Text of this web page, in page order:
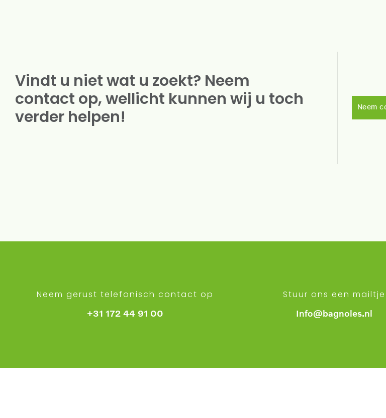
Vindt u niet wat u zoekt? Neem
contact op, wellicht kunnen wij u toch
verder helpen!
Neem
Neem gerust telefonisch contact op
+31 172 44 91 00
Stuur ons een mailtje
Info@bagnoles.nl